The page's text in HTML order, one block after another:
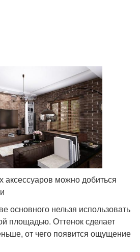
можно добиться
основного нельзя использовать
площадью. Оттенок сделает
от чего появится ощущение